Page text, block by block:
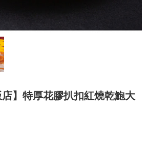
店】特厚花膠扒扣紅燒乾鮑大